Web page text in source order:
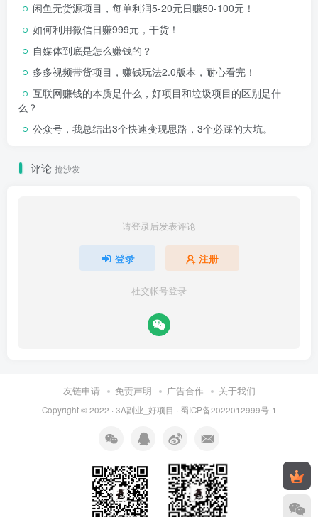
闲鱼无货源项目，每单利润5-20元日赚50-100元！
如何利用微信日赚999元，干货！
自媒体到底是怎么赚钱的？
多多视频带货项目，赚钱玩法2.0版本，耐心看完！
互联网赚钱的本质是什么，好项目和垃圾项目的区别是什
么？
公众号，我总结出3个快速变现思路，3个必踩的大坑。
评论 抢沙发
请登录后发表评论
登录 注册
社交帐号登录
友链申请 免责声明 广告合作 关于我们
Copyright © 2022 · 3A副业_好项目 · 蜀ICP备2022012999号-1